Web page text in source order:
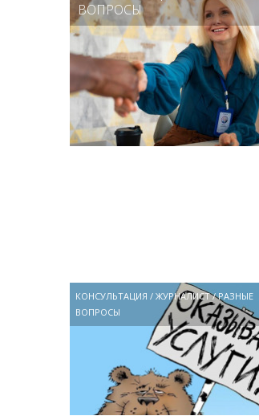
ВОПРОСЫ
КОНСУЛЬТАЦИЯ / ЖУРНАЛИСТ/РАЗНЫЕ
ВОПРОСЫ